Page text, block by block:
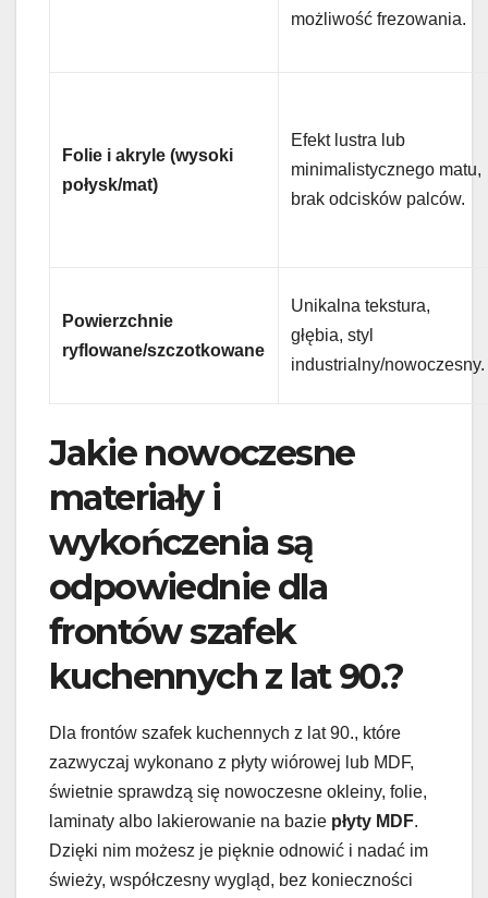
możliwość frezowania.
Folie i akryle (wysoki
połysk/mat)
Efekt lustra lub
minimalistycznego matu,
brak odcisków palców.
Powierzchnie
ryflowane/szczotkowane
Unikalna tekstura,
głębia, styl
industrialny/nowoczesny.
Jakie nowoczesne
materiały i
wykończenia są
odpowiednie dla
frontów szafek
kuchennych z lat 90.?
Dla frontów szafek kuchennych z lat 90., które
zazwyczaj wykonano z płyty wiórowej lub MDF,
świetnie sprawdzą się nowoczesne okleiny, folie,
laminaty albo lakierowanie na bazie płyty MDF.
Dzięki nim możesz je pięknie odnowić i nadać im
świeży, współczesny wygląd, bez konieczności